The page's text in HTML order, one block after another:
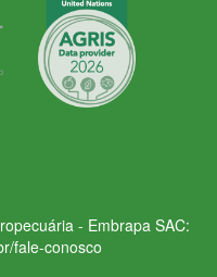
- Embrapa SAC:
fale-conosco